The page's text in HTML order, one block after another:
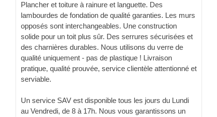
Plancher et toiture à rainure et languette. Des
lambourdes de fondation de qualité garanties. Les murs
opposés sont interchangeables. Une construction
solide pour un toit plus sûr. Des serrures sécurisées et
des charnières durables. Nous utilisons du verre de
qualité uniquement - pas de plastique ! Livraison
pratique, qualité prouvée, service clientèle attentionné et
serviable.
Un service SAV est disponible tous les jours du Lundi
au Vendredi, de 8 à 17h. Nous vous garantissons un